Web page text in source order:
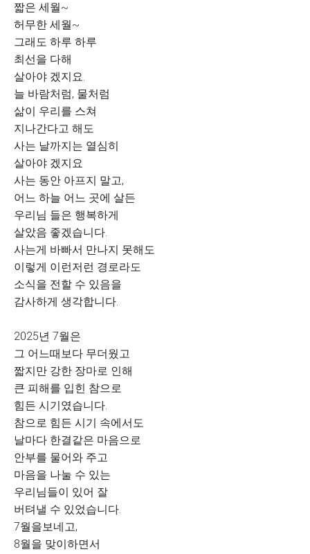
짧은 세월~
허무한 세월~
그래도 하루 하루
최선을 다해
살아야 겠지요.
늘 바람처럼, 물처럼
삶이 우리를 스쳐
지나간다고 해도
사는 날까지는 열심히
살아야 겠지요
사는 동안 아프지 말고,
어느 하늘 어느 곳에 살든
우리님 들은 행복하게
살았음 좋겠습니다.
사는게 바빠서 만나지 못해도
이렇게 이런저런 경로라도
소식을 전할 수 있음을
감사하게 생각합니다.
2025년 7월은
그 어느때보다 무더웠고
짧지만 강한 장마로 인해
큰 피해를 입힌 참으로
힘든 시기였습니다.
참으로 힘든 시기 속에서도
날마다 한결같은 마음으로
안부를 물어와 주고
마음을 나눌 수 있는
우리님들이 있어 잘
버텨낼 수 있었습니다.
7월을보네고,
8월을 맞이하면서